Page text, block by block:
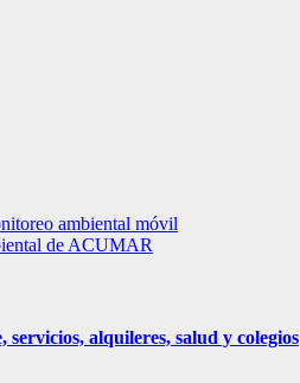
ambiental móvil
de ACUMAR
alquileres, salud y colegios